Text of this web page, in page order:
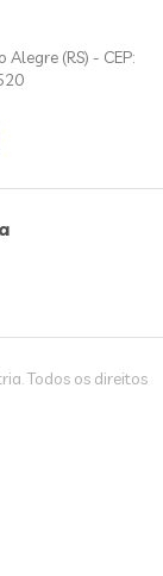
(RS) - CEP:
Todos os direitos